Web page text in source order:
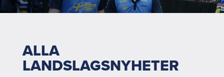
ALLA
LANDSLAGSNYHETER